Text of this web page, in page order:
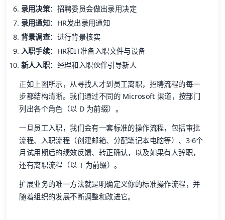
录用决策：招聘委员会做出录用决定
录用通知：HR发出录用通知
背景调查：进行背景核实
入职手续：HR和IT准备入职文件与设备
新人入职：经理和入职伙伴引导新人
正如上图所示，从寻找人才到员工离职，招聘流程的每一
步都结构清晰。我们通过不同的 Microsoft 渠道，按部门
列出各个角色（以 D 为前缀）。
一旦员工入职，我们会有一套标准的操作流程，包括审批
流程、入职流程（创建邮箱、分配笔记本电脑等）、3-6个
月试用期后的绩效反馈、转正确认，以及如果有人辞职，
还有离职流程（以 T 为前缀）。
扩展业务的唯一方法就是明确定义你的标准操作流程，并
随着组织的发展不断调整和改进它。